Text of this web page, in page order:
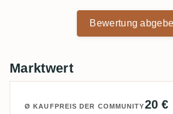
Bewertung
Marktwert
Ø KAUFPREIS DER COMMUNITY20 €